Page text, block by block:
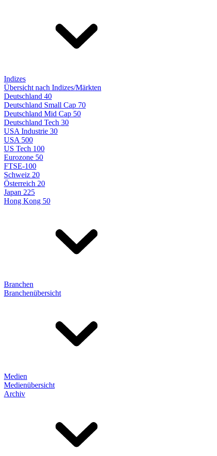
Indizes
Übersicht nach Indizes/Märkten
Deutschland 40
Deutschland Small Cap 70
Deutschland Mid Cap 50
Deutschland Tech 30
USA Industrie 30
USA 500
US Tech 100
Eurozone 50
FTSE-100
Schweiz 20
Österreich 20
Japan 225
Hong Kong 50
Branchen
Branchenübersicht
Medien
Medienübersicht
Archiv